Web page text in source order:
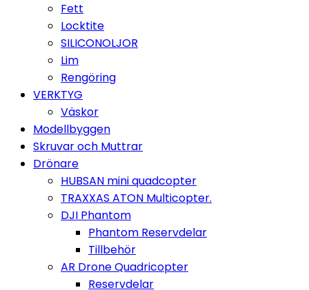
Fett
Locktite
SILICONOLJOR
Lim
Rengöring
VERKTYG
Väskor
Modellbyggen
Skruvar och Muttrar
Drönare
HUBSAN mini quadcopter
TRAXXAS ATON Multicopter.
DJI Phantom
Phantom Reservdelar
Tillbehör
AR Drone Quadricopter
Reservdelar